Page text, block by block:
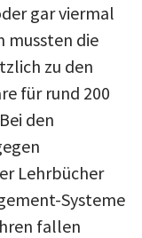
gar viermal
mussten die
zu den
für rund 200
den
Lehrbücher
Systeme
fallen